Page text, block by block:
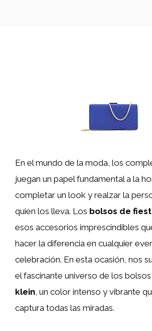
En el mundo de la moda, los
juegan un papel fundamental a la
completar un look y realzar la
quien los lleva. Los bolsos de
esos accesorios imprescindibles
hacer la diferencia en cualquier
celebración. En esta ocasión, nos
el fascinante universo de los
klein, un color intenso y vibrante
captura todas las miradas.